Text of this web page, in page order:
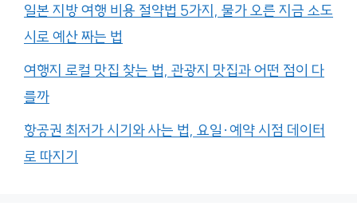
일본 지방 여행 비용 절약법 5가지, 물가 오른 지금 소도
시로 예산 짜는 법
여행지 로컬 맛집 찾는 법, 관광지 맛집과 어떤 점이 다
를까
항공권 최저가 시기와 사는 법, 요일·예약 시점 데이터
로 따지기